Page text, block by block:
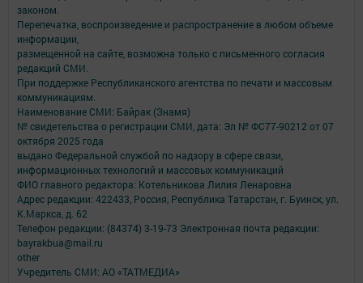
законом.
Перепечатка, воспроизведение и распространение в любом объеме
информации,
размещенной на сайте, возможна только с письменного согласия
редакций СМИ.
При поддержке Республиканского агентства по печати и массовым
коммуникациям.
Наименование СМИ: Байрак (Знамя)
№ свидетельства о регистрации СМИ, дата: Эл № ФС77-90212 от 07
октября 2025 года
выдано Федеральной службой по надзору в сфере связи,
информационных технологий и массовых коммуникаций
ФИО главного редактора: Котельникова Лилия Ленаровна
Адрес редакции: 422433, Россия, Республика Татарстан, г. Буинск, ул.
К.Маркса, д. 62
Телефон редакции: (84374) 3-19-73 Электронная почта редакции:
bayrakbua@mail.ru
other
Учредитель СМИ: АО «ТАТМЕДИА»